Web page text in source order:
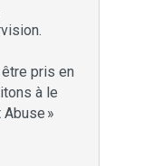
pris en
à le
»